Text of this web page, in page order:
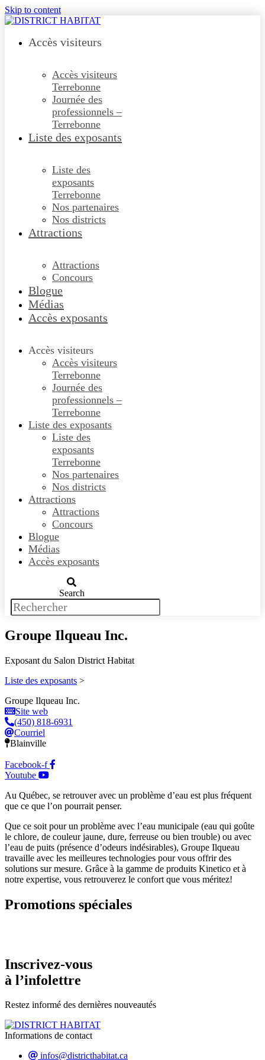
Skip to content
Accès visiteurs
Accès visiteurs
Terrebonne
Journée des
professionnels –
Terrebonne
Liste des exposants
Liste des
exposants
Terrebonne
Nos partenaires
Nos districts
Attractions
Attractions
Concours
Blogue
Médias
Accès exposants
Accès visiteurs
Accès visiteurs
Terrebonne
Journée des
professionnels –
Terrebonne
Liste des exposants
Liste des
exposants
Terrebonne
Nos partenaires
Nos districts
Attractions
Attractions
Concours
Blogue
Médias
Accès exposants
Search
Groupe Ilqueau Inc.
Exposant du Salon District Habitat
Liste des exposants >
Groupe Ilqueau Inc.
Site web
(450) 818-6931
Courriel
Blainville
Facebook-f
Youtube
Au Québec, se retrouver avec un problème d’eau est plus fréquent
que ce que l’on pourrait penser.
Que ce soit pour un problème avec l’eau municipale (eau qui goûte
le chlore, de couleur jaune, dure, ferreuse ou bien trouble) ou avec
l’eau de puits (présence d’odeurs indésirables), Groupe Ilqueau
travaille avec les meilleures technologies pour vous offrir des
solutions sur mesure. Grâce à la gamme de produits Kinetico et à
notre expertise, vous retrouverez le confort que vous méritez!
Promotions spéciales
Inscrivez-vous
à l’infolettre
Restez informé des dernières nouveautés
Informations de contact
infos@districthabitat.ca